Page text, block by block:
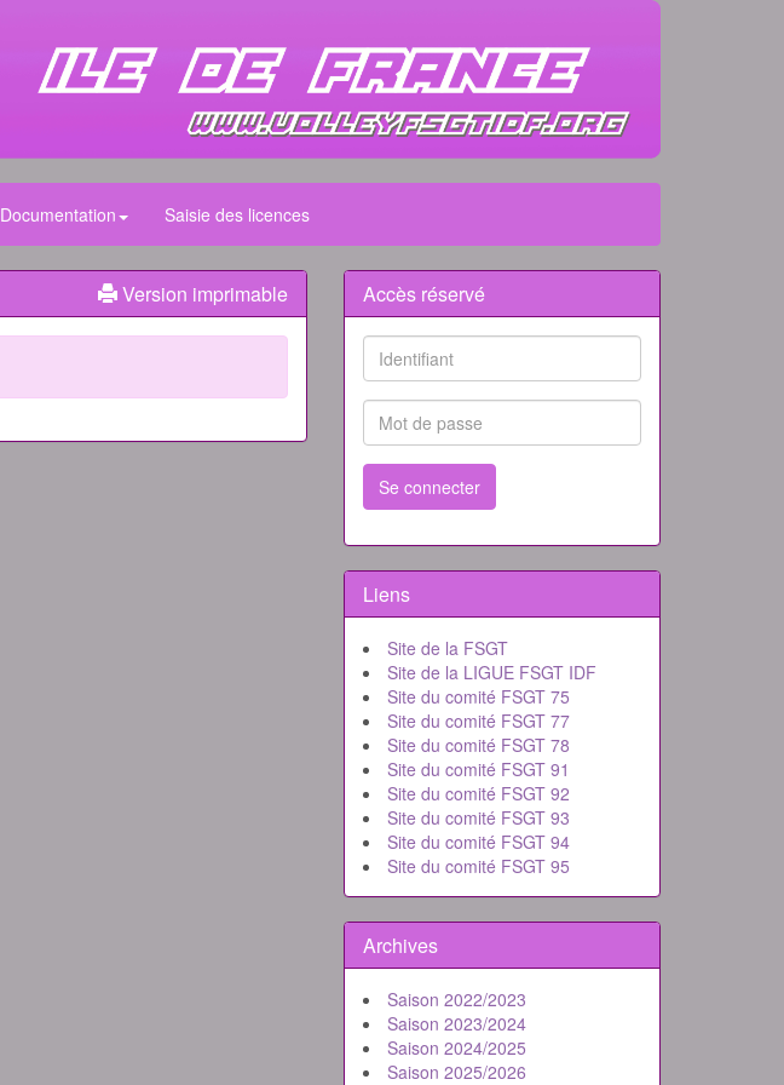
Documentation Saisie des licences
Version imprimable Accès réservé
Se connecter
Liens
Site de la FSGT
Site de la LIGUE FSGT IDF
Site du comité FSGT 75
Site du comité FSGT 77
Site du comité FSGT 78
Site du comité FSGT 91
Site du comité FSGT 92
Site du comité FSGT 93
Site du comité FSGT 94
Site du comité FSGT 95
Archives
Saison 2022/2023
Saison 2023/2024
Saison 2024/2025
Saison 2025/2026